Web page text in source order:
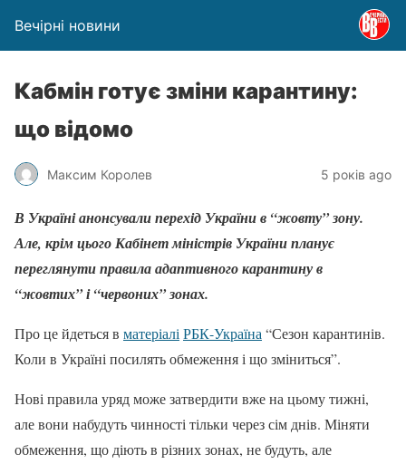
Вечірні новини
Кабмін готує зміни карантину:
що відомо
Максим Королев 5 років ago
В Україні анонсували перехід України в “жовту” зону.
Але, крім цього Кабінет міністрів України планує
переглянути правила адаптивного карантину в
“жовтих” і “червоних” зонах.
Про це йдеться в матеріалі РБК-Україна “Сезон карантинів.
Коли в Україні посилять обмеження і що зміниться”.
Нові правила уряд може затвердити вже на цьому тижні,
але вони набудуть чинності тільки через сім днів. Міняти
обмеження, що діють в різних зонах, не будуть, але